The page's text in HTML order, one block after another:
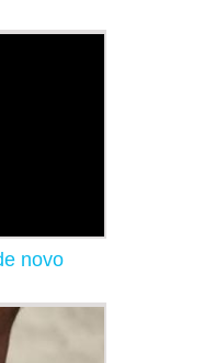
novo